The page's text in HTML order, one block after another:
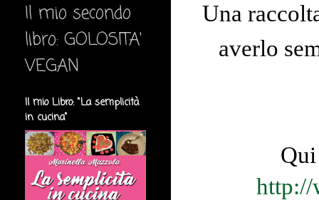
Una
averlo
http://
Il mio secondo
libro: GOLOSITA'
VEGAN
Il mio Libro: "La semplicità
in cucina"